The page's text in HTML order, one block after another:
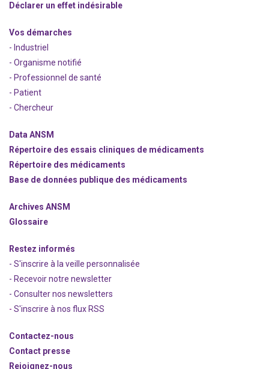
Déclarer un effet indésirable
Vos démarches
- Industriel
- Organisme notifié
- Professionnel de santé
- Patient
- Chercheur
Data ANSM
Répertoire des essais cliniques de médicaments
Répertoire des médicaments
Base de données publique des médicaments
Archives ANSM
Glossaire
Restez informés
- S'inscrire à la veille personnalisée
- Recevoir notre newsletter
- Consulter nos newsletters
- S'inscrire à nos flux RSS
Contactez-nous
Contact presse
Rejoignez-nous